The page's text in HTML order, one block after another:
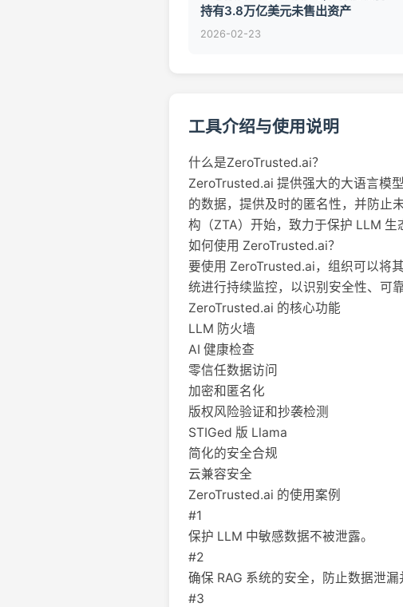
持有3.8万亿美元未售出资产
2026-02-23
工具介绍与使用说明
什么是ZeroTrusted.ai？
ZeroTrusted.ai 提供强大的大语言模
的数据，提供及时的匿名性，并防止
构（ZTA）开始，致力于保护 LLM 生
如何使用 ZeroTrusted.ai？
要使用 ZeroTrusted.ai，组织可以将
统进行持续监控，以识别安全性、可
ZeroTrusted.ai 的核心功能
LLM 防火墙
AI 健康检查
零信任数据访问
加密和匿名化
版权风险验证和抄袭检测
STIGed 版 Llama
简化的安全合规
云兼容安全
ZeroTrusted.ai 的使用案例
#1
保护 LLM 中敏感数据不被泄露。
#2
确保 RAG 系统的安全，防止数据泄漏
#3